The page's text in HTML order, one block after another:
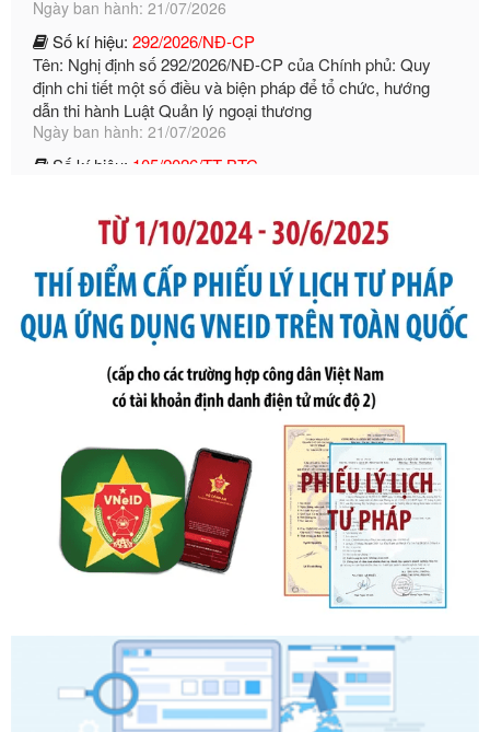
định chi tiết một số điều và biện pháp để tổ chức, hướng
dẫn thi hành Luật Quản lý ngoại thương
Ngày ban hành: 21/07/2026
Số kí hiệu:105/2026/TT-BTC
Tên: Thông tư số 105/2026/TT-BTC của Bộ Tài chính: Bãi
bỏ Thông tư số 87/2019/TT- BТC ngày 19 tháng 12 năm
2019 của Bộ trưởng Bộ Tài chính hướng dẫn thực hiện xử
Số kí hiệu:
291/2026/NĐ-CP
Tên: Nghị định số 291/2026/NĐ-CP của Chính phủ: Sửa
đổi, bổ sung một số điều của Nghị định số 125/2020/NĐ-СР
ngày 19 tháng 10 năm 2020 của Chính phủ quy định xử
phạt vi phạm hành chính về thuế, hóa đơn được sửa đổi, bổ
sung bởi Nghị định số 102/2021/NĐ-CP
Ngày ban hành: 20/07/2026
Số kí hiệu:2303/QĐ-UBND
Tên: Quyết định công bố Danh mục thủ tục hành chính mới
ban hành, được sửa đổi, bổ sung, bị bãi bỏ và phê duyệt
Quy trình nội bộ, quy trình điện tử giải quyết thủ tục hành
chính trong một số lĩnh vực thuộc phạm vi chức năng quản
lý của Sở Văn hóa, Thể tha
Ngày ban hành: 01/06/2026
Số kí hiệu:2304/QĐ-UBND
Tên: Quyết định công bố Danh mục thủ tục hành chính
trình điện tử giải quyết thủ tục hành chính trong lĩnh vực Du
lịch thuộc phạm vi chức năng quản lý của Sở Văn hóa, Thể
thao và Du lịch
Ngày ban hành: 01/06/2026